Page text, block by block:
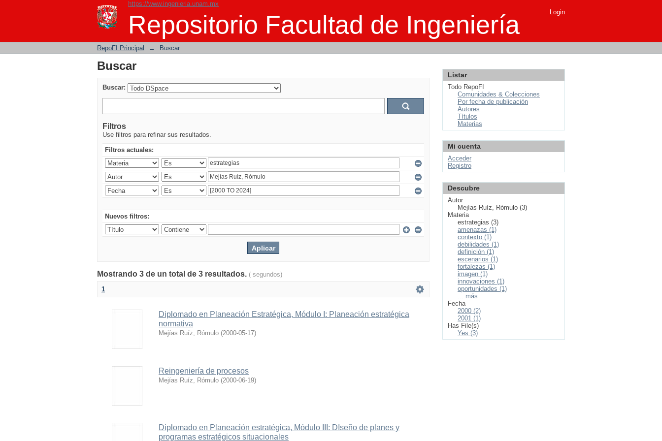
https://www.ingenieria.unam.mx
Repositorio Facultad de Ingeniería
Buscar Login
RepoFI Principal → Buscar
Buscar
Buscar:
Filtros
Use filtros para refinar sus resultados.
Filtros actuales:
Nuevos filtros:
Mostrando 3 de un total de 3 resultados. ( segundos)
1
Diplomado en Planeación Estratégica, Módulo I: Planeación estratégica
normativa
Mejías Ruíz, Rómulo (2000-05-17)
Reingeniería de procesos
Mejías Ruíz, Rómulo (2000-06-19)
Diplomado en Planeación estratégica, Módulo III: DIseño de planes y
programas estratégicos situacionales
Listar
Todo RepoFI
Comunidades & Colecciones
Por fecha de publicación
Autores
Títulos
Materias
Mi cuenta
Acceder
Registro
Descubre
Autor
Mejías Ruíz, Rómulo (3)
Materia
estrategias (3)
amenazas (1)
contexto (1)
debilidades (1)
definición (1)
escenarios (1)
fortalezas (1)
imagen (1)
innovaciones (1)
oportunidades (1)
... más
Fecha
2000 (2)
2001 (1)
Has File(s)
Yes (3)